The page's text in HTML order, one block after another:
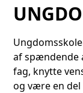
af spændende
fag, knytte
og være en